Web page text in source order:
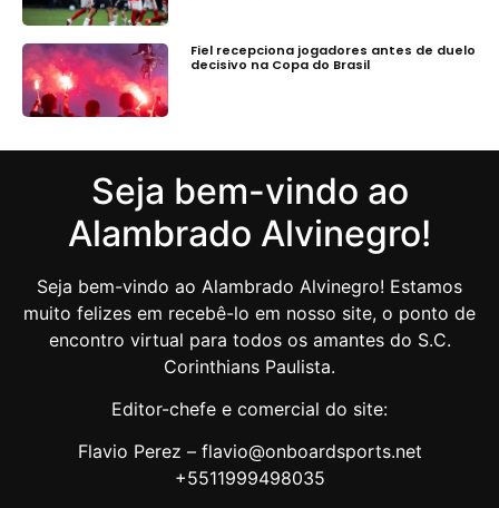
Fiel recepciona jogadores antes de duelo
decisivo na Copa do Brasil
Seja bem-vindo ao
Alambrado Alvinegro!
Seja bem-vindo ao Alambrado Alvinegro! Estamos
muito felizes em recebê-lo em nosso site, o ponto de
encontro virtual para todos os amantes do S.C.
Corinthians Paulista.
Editor-chefe e comercial do site:
Flavio Perez – flavio@onboardsports.net
+5511999498035